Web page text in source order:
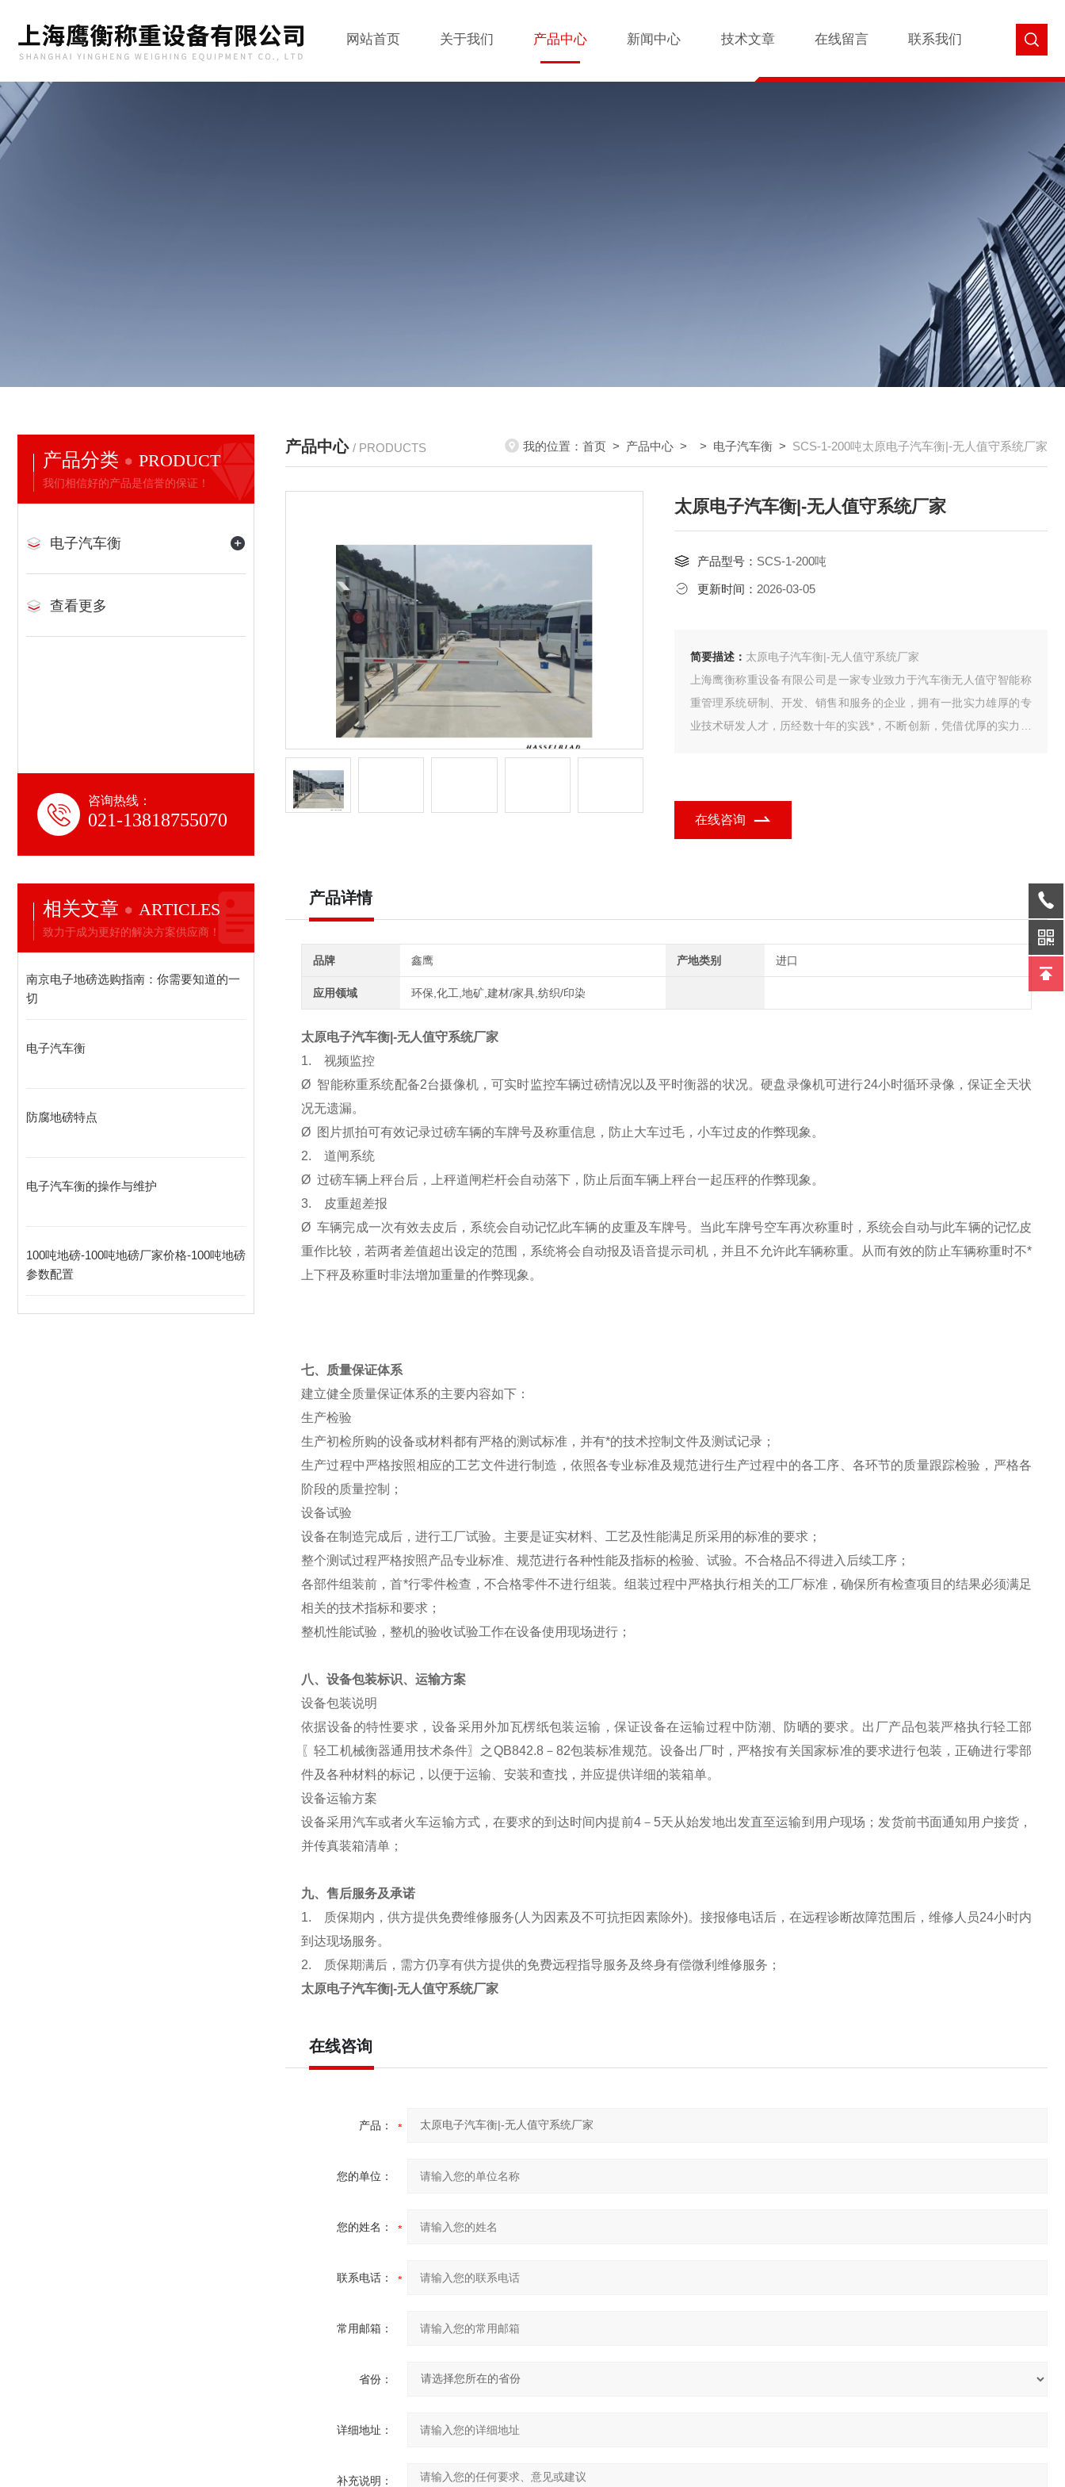
网站首页 关于我们 产品中心 新闻中心 技术文章 在线留言 联系我们
产品分类 PRODUCT
我们相信好的产品是信誉的保证！
电子汽车衡
查看更多
咨询热线：
021-13818755070
相关文章 ARTICLES
致力于成为更好的解决方案供应商！
南京电子地磅选购指南：你需要知道的一
切
电子汽车衡
防腐地磅特点
电子汽车衡的操作与维护
100吨地磅-100吨地磅厂家价格-100吨地磅
参数配置
产品中心 / PRODUCTS 我的位置： 首页 > 产品中心 > > 电子汽车衡 > SCS-1-200吨太原电子汽车衡|-无人值守系统厂家
太原电子汽车衡|-无人值守系统厂家
产品型号： SCS-1-200吨
更新时间： 2026-03-05
简要描述： 太原电子汽车衡|-无人值守系统厂家
上海鹰衡称重设备有限公司是一家专业致力于汽车衡无人值守智能称
重管理系统研制、开发、销售和服务的企业，拥有一批实力雄厚的专
业技术研发人才，历经数十年的实践*，不断创新，凭借优厚的实力为
在线咨询
产品详情
品牌 鑫鹰 产地类别 进口
应用领域 环保,化工,地矿,建材/家具,纺织/印染
太原电子汽车衡|-无人值守系统厂家
1. 视频监控
Ø 智能称重系统配备2台摄像机，可实时监控车辆过磅情况以及平时衡器的状况。硬盘录像机可进行24小时循环录像，保证全天状
况无遗漏。
Ø 图片抓拍可有效记录过磅车辆的车牌号及称重信息，防止大车过毛，小车过皮的作弊现象。
2. 道闸系统
Ø 过磅车辆上秤台后，上秤道闸栏杆会自动落下，防止后面车辆上秤台一起压秤的作弊现象。
3.
皮重超差报
Ø车辆完成一次有效去皮后，系统会自动记忆此车辆的皮重及车牌号。当此车牌号空车再次称重时，系统会自动与此车辆的记忆皮
重作比较，若两者差值超出设定的范围，系统将会自动报及语音提示司机，并且不允许此车辆称重。从而有效的防止车辆称重时不*
上下秤及称重时非法增加重量的作弊现象。
七、质量保证体系
建立健全质量保证体系的主要内容如下：
生产检验
生产初检所购的设备或材料都有严格的测试标准，并有*的技术控制文件及测试记录；
生产过程中严格按照相应的工艺文件进行制造，依照各专业标准及规范进行生产过程中的各工序、各环节的质量跟踪检验，严格各
阶段的质量控制；
设备试验
设备在制造完成后，进行工厂试验。主要是证实材料、工艺及性能满足所采用的标准的要求；
整个测试过程严格按照产品专业标准、规范进行各种性能及指标的检验、试验。不合格品不得进入后续工序；
各部件组装前，首*行零件检查，不合格零件不进行组装。组装过程中严格执行相关的工厂标准，确保所有检查项目的结果必须满足
相关的技术指标和要求；
整机性能试验，整机的验收试验工作在设备使用现场进行；
八、设备包装标识、运输方案
设备包装说明
依据设备的特性要求，设备采用外加瓦楞纸包装运输，保证设备在运输过程中防潮、防晒的要求。出厂产品包装严格执行轻工部
〖轻工机械衡器通用技术条件〗之QB842.8－82包装标准规范。设备出厂时，严格按有关国家标准的要求进行包装，正确进行零部
件及各种材料的标记，以便于运输、安装和查找，并应提供详细的装箱单。
设备运输方案
设备采用汽车或者火车运输方式，在要求的到达时间内提前4－5天从始发地出发直至运输到用户现场；发货前书面通知用户接货，
并传真装箱清单；
九、售后服务及承诺
1.
质保期内，供方提供免费维修服务(人为因素及不可抗拒因素除外)。接报修电话后，在远程诊断故障范围后，维修人员24小时内
到达现场服务。
2.
质保期满后，需方仍享有供方提供的免费远程指导服务及终身有偿微利维修服务；
太原电子汽车衡|-无人值守系统厂家
在线咨询
产品：
您的单位：
您的姓名：
联系电话：
常用邮箱：
省份：
详细地址：
补充说明：